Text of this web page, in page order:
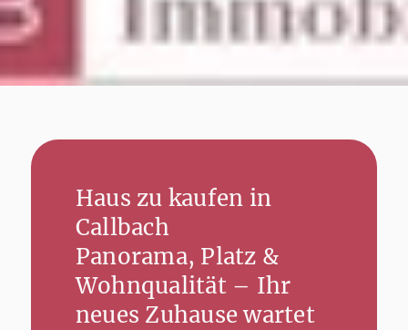
Haus zu kaufen in
Callbach
Panorama, Platz &
Wohnqualität – Ihr
neues Zuhause wartet